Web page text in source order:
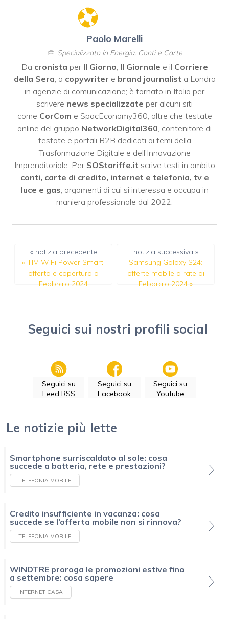
Paolo Marelli
Specializzato in Energia, Conti e Carte
Da cronista per Il Giorno Il Giornale e il Corriere
della Sera , a copywriter e brand journalist a Londra
in agenzie di comunicazione; è tornato in Italia per
scrivere news specializzate per alcuni siti
come CorCom e SpacEconomy360, oltre che testate
online del gruppo NetworkDigital360 , contenitore di
testate e portali B2B dedicati ai temi della
Trasformazione Digitale e dell’Innovazione
Imprenditoriale. Per SOStariffe.it scrive testi in ambito
conti, carte di credito, internet e telefonia, tv e
luce e gas , argomenti di cui si interessa e occupa in
maniera professionale dal 2022.
« notizia precedente
« TIM WiFi Power Smart:
offerta e copertura a
Febbraio 2024
notizia successiva »
Samsung Galaxy S24:
offerte mobile a rate di
Febbraio 2024 »
Seguici sui nostri profili social
Seguici su
Feed RSS
Seguici su
Facebook
Seguici su
Youtube
Le notizie più lette
Smartphone surriscaldato al sole: cosa
succede a batteria, rete e prestazioni?
TELEFONIA MOBILE
Credito insufficiente in vacanza: cosa
succede se l’offerta mobile non si rinnova?
TELEFONIA MOBILE
WINDTRE proroga le promozioni estive fino
a settembre: cosa sapere
INTERNET CASA